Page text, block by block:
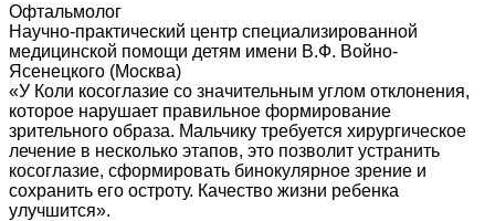
Офтальмолог
Научно-практический центр специализированной
медицинской помощи детям имени В.Ф. Войно-
Ясенецкого (Москва)
«У Коли косоглазие со значительным углом отклонения,
которое нарушает правильное формирование
зрительного образа. Мальчику требуется хирургическое
лечение в несколько этапов, это позволит устранить
косоглазие, сформировать бинокулярное зрение и
сохранить его остроту. Качество жизни ребенка
улучшится».